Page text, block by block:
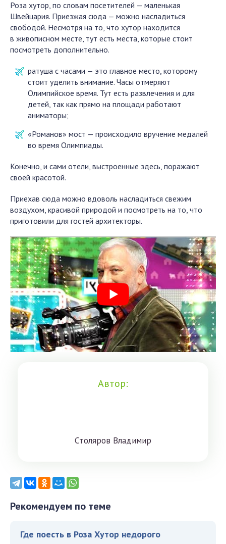
Роза хутор, по словам посетителей — маленькая
Швейцария. Приезжая сюда — можно насладиться
свободой. Несмотря на то, что хутор находится
в живописном месте, тут есть места, которые стоит
посмотреть дополнительно.
ратуша с часами — это главное место, которому
стоит уделить внимание. Часы отмеряют
Олимпийское время. Тут есть развлечения и для
детей, так как прямо на площади работают
аниматоры;
«Романов» мост — происходило вручение медалей
во время Олимпиады.
Конечно, и сами отели, выстроенные здесь, поражают
своей красотой.
Приехав сюда можно вдоволь насладиться свежим
воздухом, красивой природой и посмотреть на то, что
приготовили для гостей архитекторы.
Автор:
Cтoлярoв Влaдимиp
Рекомендуем по теме
Где поесть в Роза Хутор недорого